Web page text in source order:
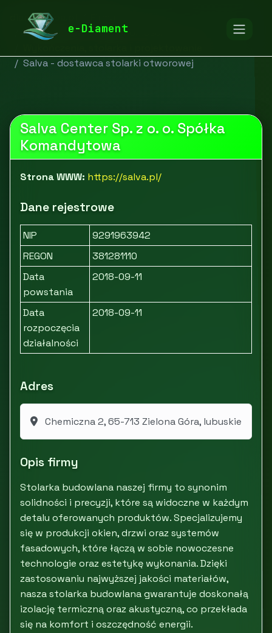
e-Diament
diamentspa.pl
Budownictwo i nieruchomości
Salva - dostawca stolarki otworowej
Salva Center Sp. z o. o. Spółka
Komandytowa
Strona WWW: https://salva.pl/
Dane rejestrowe
NIP
9291963942
REGON
381281110
Data
powstania
2018-09-11
Data
rozpoczęcia
działalności
2018-09-11
Adres
Chemiczna 2, 65-713 Zielona Góra, lubuskie
Opis firmy
Stolarka budowlana naszej firmy to synonim
solidności i precyzji, które są widoczne w każdym
detalu oferowanych produktów. Specjalizujemy
się w produkcji okien, drzwi oraz systemów
fasadowych, które łączą w sobie nowoczesne
technologie oraz estetykę wykonania. Dzięki
zastosowaniu najwyższej jakości materiałów,
nasza stolarka budowlana gwarantuje doskonałą
izolację termiczną oraz akustyczną, co przekłada
się na komfort i oszczędność energii.